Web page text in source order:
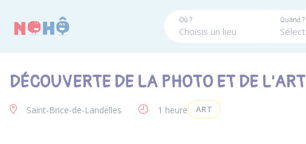
Où ? Quand ?
DÉCOUVERTE DE LA PHOTO ET DE L'ART
Saint-Brice-de-Landelles 1 heure ART